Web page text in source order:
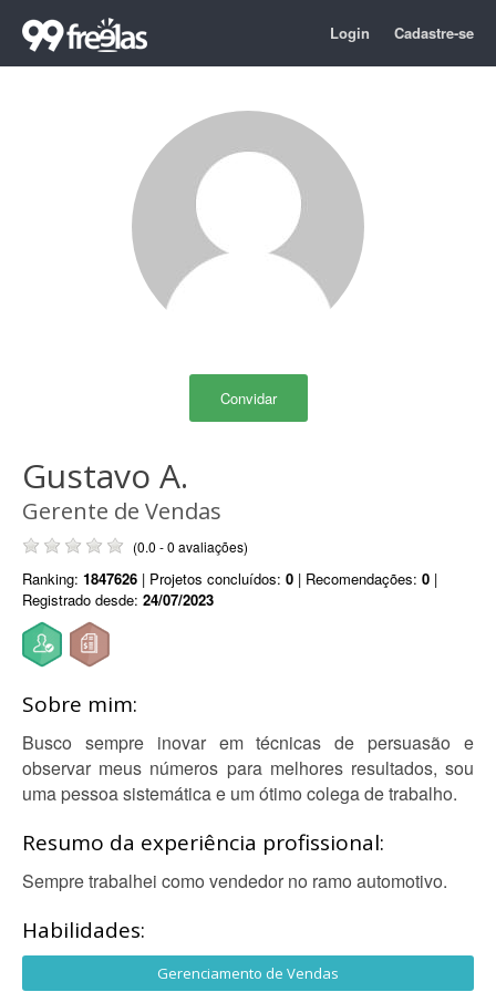
Login Cadastre-se
Convidar
Gustavo A.
Gerente de Vendas
(0.0 - 0 avaliações)
Ranking: 1847626 | Projetos concluídos: 0 | Recomendações: 0 |
Registrado desde: 24/07/2023
Sobre mim:
Busco sempre inovar em técnicas de persuasão e
observar meus números para melhores resultados, sou
uma pessoa sistemática e um ótimo colega de trabalho.
Resumo da experiência profissional:
Sempre trabalhei como vendedor no ramo automotivo.
Habilidades:
Gerenciamento de Vendas